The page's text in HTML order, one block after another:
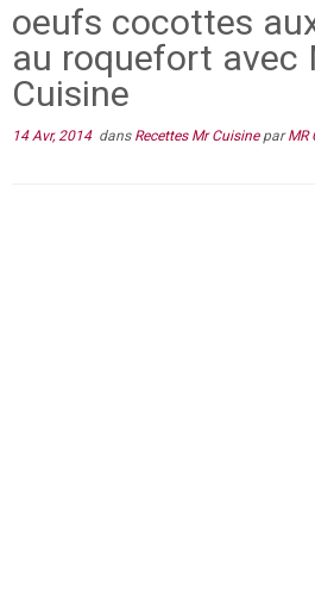
oeufs cocottes
au roquefort avec
Cuisine
14 Avr, 2014dans Recettes Mr Cuisine parMR